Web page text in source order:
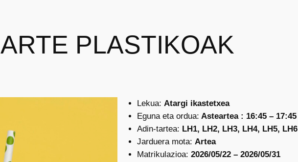
ARTE PLASTIKOAK
Lekua: Atargi ikastetxea
Eguna eta ordua: Asteartea : 16:45 – 17:45
Adin-tartea: LH1, LH2, LH3, LH4, LH5, LH6
Jarduera mota: Artea
Matrikulazioa: 2026/05/22 – 2026/05/31